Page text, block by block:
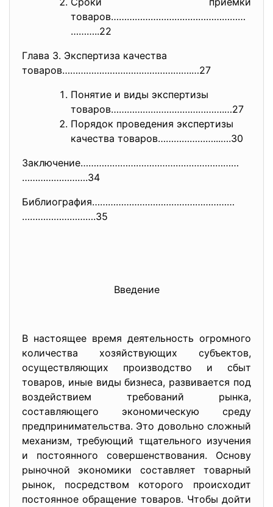
товаров……………………………………………
………..22
Глава 3. Экспертиза качества
товаров………………………………………….…27
Понятие и виды экспертизы
товаров…………………………………….…27
Порядок проведения экспертизы
качества товаров…………………...….30
Заключение……………………………………………………
…………………….34
Библиография………………………………………………
……………………….35
Введение
В настоящее время деятельность огромного
количества хозяйствующих субъектов,
осуществляющих производство и сбыт
товаров, иные виды бизнеса, развивается под
воздействием требований рынка,
составляющего экономическую среду
предпринимательства. Это довольно сложный
механизм, требующий тщательного изучения
и постоянного совершенствования. Основу
рыночной экономики составляет товарный
рынок, посредством которого происходит
постоянное обращение товаров. Чтобы дойти